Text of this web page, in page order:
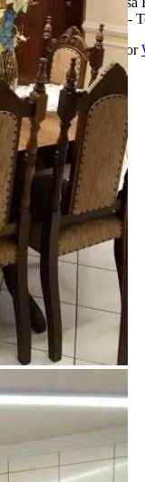
32.709.269/0001-38 -
Desenvolvido compor